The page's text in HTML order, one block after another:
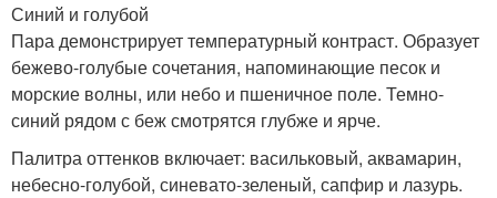
Синий и голубой
Пара демонстрирует температурный контраст. Образует
бежево-голубые сочетания, напоминающие песок и
морские волны, или небо и пшеничное поле. Темно-
синий рядом с беж смотрятся глубже и ярче.
Палитра оттенков включает: васильковый, аквамарин,
небесно-голубой, синевато-зеленый, сапфир и лазурь.